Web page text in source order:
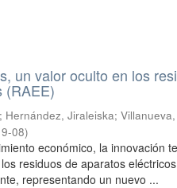
un valor oculto en los
(RAEE)
; Hernández, Jiraleiska;
08)
económico, la innovación
residuos de aparatos
representando un nuevo ...